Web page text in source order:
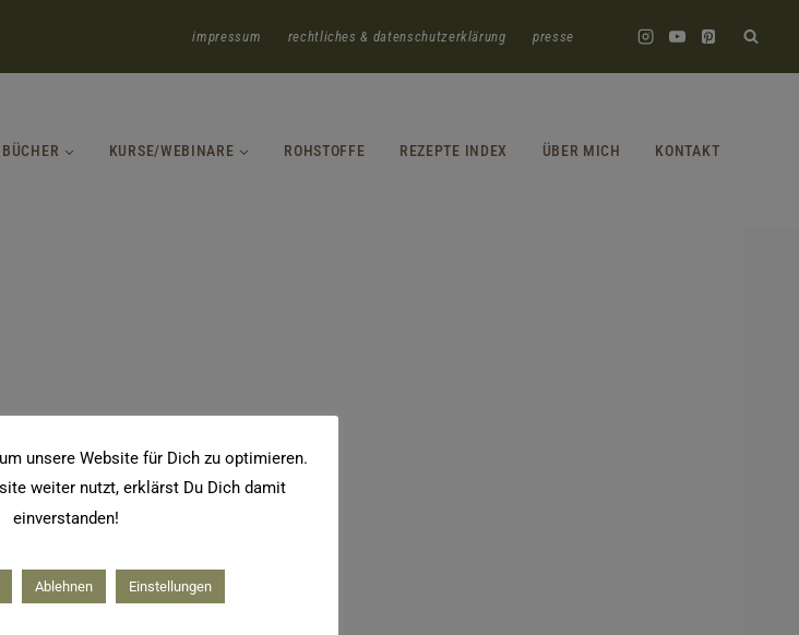
impressum rechtliches & datenschutzerklärung presse
BÜCHER KURSE/WEBINARE ROHSTOFFE REZEPTE INDEX ÜBER MICH KONTAKT
unsere Website für Dich zu optimieren.
weiter nutzt, erklärst Du Dich damit
einverstanden!
Ablehnen Einstellungen